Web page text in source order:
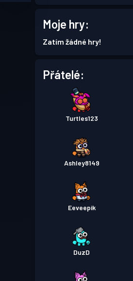
Bojový pas Season 1
Moje hry:
Zatím žádné hry!
Přátelé:
Turtles123
Ashley8149
Eeveepik
DuzD